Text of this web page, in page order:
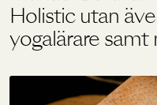
Holistic utan
yogalärare samt